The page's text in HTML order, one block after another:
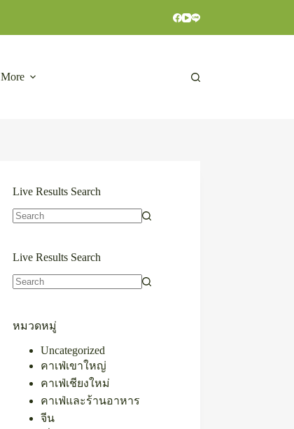
More
Live Results Search
Live Results Search
หมวดหมู่
Uncategorized
คาเฟ่เขาใหญ่
คาเฟ่เชียงใหม่
คาเฟ่และร้านอาหาร
จีน